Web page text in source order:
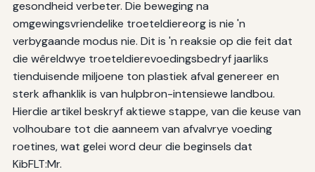
gesondheid verbeter. Die beweging na
omgewingsvriendelike troeteldiereorg is nie 'n
verbygaande modus nie. Dit is 'n reaksie op die feit dat
die wêreldwye troeteldierevoedingsbedryf jaarliks
tienduisende miljoene ton plastiek afval genereer en
sterk afhanklik is van hulpbron-intensiewe landbou.
Hierdie artikel beskryf aktiewe stappe, van die keuse van
volhoubare tot die aanneem van afvalvrye voeding
roetines, wat gelei word deur die beginsels dat
KibFLT:Mr.